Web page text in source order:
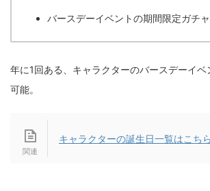
バースデーイベントの期間限定ガチャ
年に1回ある、キャラクターのバースデーイ
可能。
キャラクターの誕生日一覧はこちら